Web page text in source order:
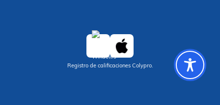
Registro de calificaciones Colypro.